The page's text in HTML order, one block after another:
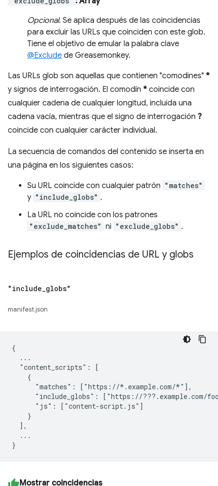
Opcional. Se aplica después de las coincidencias
para excluir las URLs que coinciden con este glob.
Tiene el objetivo de emular la palabra clave
@Exclude de Greasemonkey.
Las URLs glob son aquellas que contienen "comodines" *
y signos de interrogación. El comodín * coincide con
cualquier cadena de cualquier longitud, incluida una
cadena vacía, mientras que el signo de interrogación ?
coincide con cualquier carácter individual.
La secuencia de comandos del contenido se inserta en
una página en los siguientes casos:
Su URL coincide con cualquier patrón "matches"
y "include_globs" .
La URL no coincide con los patrones
"exclude_matches" ni "exclude_globs" .
Ejemplos de coincidencias de URL y globs
"include_globs"
manifest.json
{
  ...
  "content_scripts": [
    {
      "matches": ["https://*.example.com/*"],
"include_globs": ["https://???.example.com/
      "js": ["content-script.js"]
    }
  ],
  ...
Mostrar coincidencias